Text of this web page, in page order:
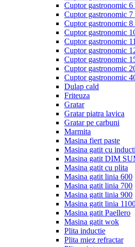
Cuptor gastronomic 6
Cuptor gastronomic 7
Cuptor gastronomic 8
Cuptor gastronomic
Cuptor gastronomic
Cuptor gastronomic
Cuptor gastronomic
Cuptor gastronomic
Cuptor gastronomic
Dulap cald
Friteuza
Gratar
Gratar piatra lavica
Gratar pe carbuni
Marmita
Masina fiert paste
Masina gatit cu
Masina gatit DIM
Masina gatit cu plita
Masina gatit linia 600
Masina gatit linia 700
Masina gatit linia 900
Masina gatit linia
Masina gatit Paellero
Masina gatit wok
Plita inductie
Plita miez refractar